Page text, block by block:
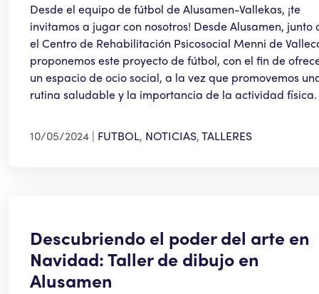
Desde el equipo de fútbol de Alusamen-Vallekas, ¡te
invitamos a jugar con nosotros! Desde Alusamen, junto
el Centro de Rehabilitación Psicosocial Menni de
proponemos este proyecto de fútbol, con el fin de
un espacio de ocio social, a la vez que promovemos
rutina saludable y la importancia de la actividad física.
10/05/2024 FUTBOL, NOTICIAS,TALLERES
Descubriendo el poder del arte en
Navidad: Taller de dibujo en
Alusamen